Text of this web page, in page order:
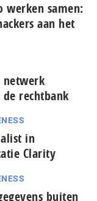
werken samen:
aan het
netwerk
rechtbank
in
Clarity
buiten